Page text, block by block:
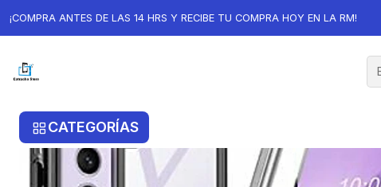
CATEGORÍAS
¡COMPRA ANTES DE LAS 14 HRS Y RECIBE TU COMPRA HOY EN LA RM!
Inicio Carcasa 360 Para Samsung S22 Plus